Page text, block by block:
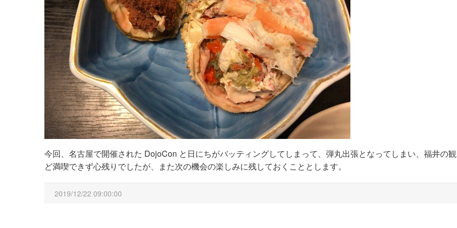
今回、名古屋で開催された DojoCon と日にちがバッティングしてしまって、弾丸出張となってしまい、福井の
ど満喫できず心残りでしたが、また次の機会の楽しみに残しておくこととします。
2019/12/22 09:00:00